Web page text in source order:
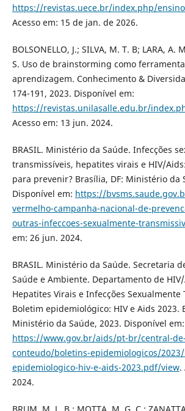
https://revistas.uece.br/index.php/
Acesso em: 15 de jan. de 2026.
BOLSONELLO, J.; SILVA, M. T. B; LARA, A.
S. Uso de brainstorming como
aprendizagem. Conhecimento &
174-191, 2023. Disponível em:
https://revistas.unilasalle.edu.br/
Acesso em: 13 jun. 2024.
BRASIL. Ministério da Saúde. Infecções
transmissíveis, hepatites virais e HIV/
para prevenir? Brasília, DF: Ministério da
Disponível em: https://
vermelho-campanha-nacional-de-
outras-infeccoes-sexualmente-
em: 26 jun. 2024.
BRASIL. Ministério da Saúde. Secretaria
Saúde e Ambiente. Departamento de
Hepatites Virais e Infecções Sexualmente
Boletim epidemiológico: HIV e Aids 2023.
Ministério da Saúde, 2023. Disponível em:
https://www.gov.br/aids/pt-br/central-de-
conteudo/boletins-epidemiologicos/
epidemiologico-hiv-e-aids-2023.pdf/view.
2024.